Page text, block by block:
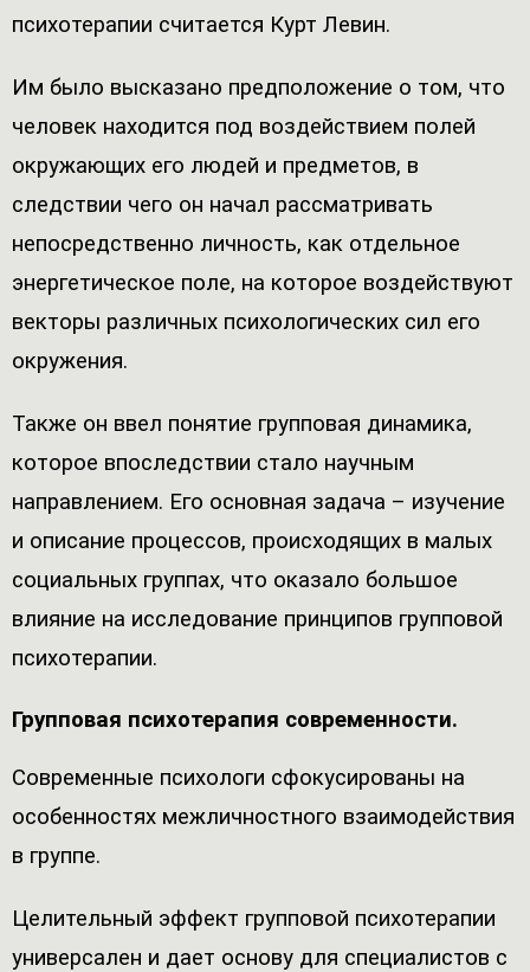
психотерапии считается Курт Левин.
Им было высказано предположение о том, что
человек находится под воздействием полей
окружающих его людей и предметов, в
следствии чего он начал рассматривать
непосредственно личность, как отдельное
энергетическое поле, на которое воздействуют
векторы различных психологических сил его
окружения.
Также он ввел понятие групповая динамика,
которое впоследствии стало научным
направлением. Его основная задача – изучение
и описание процессов, происходящих в малых
социальных группах, что оказало большое
влияние на исследование принципов групповой
психотерапии.
Групповая психотерапия современности.
Современные психологи сфокусированы на
особенностях межличностного взаимодействия
в группе.
Целительный эффект групповой психотерапии
универсален и дает основу для специалистов с